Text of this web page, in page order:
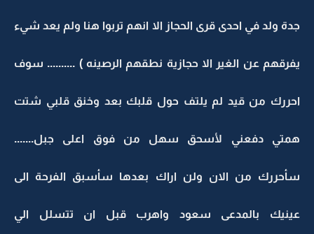
جدة ولد في احدى قرى الحجاز الا انهم تربوا هنا ولم يعد شيء
يفرقهم عن الغير الا حجازية نطقهم الرصينه ) .......... سوف
احررك من قيد لم يلتف حول قلبك بعد وخنق قلبي شتت
همتي دفعني لأسحق سهل من فوق اعلى جبل.......
سأحررك من الان ولن اراك بعدها سأسبق الفرحة الى
عينيك بالمدعى سعود واهرب قبل ان تتسلل الي